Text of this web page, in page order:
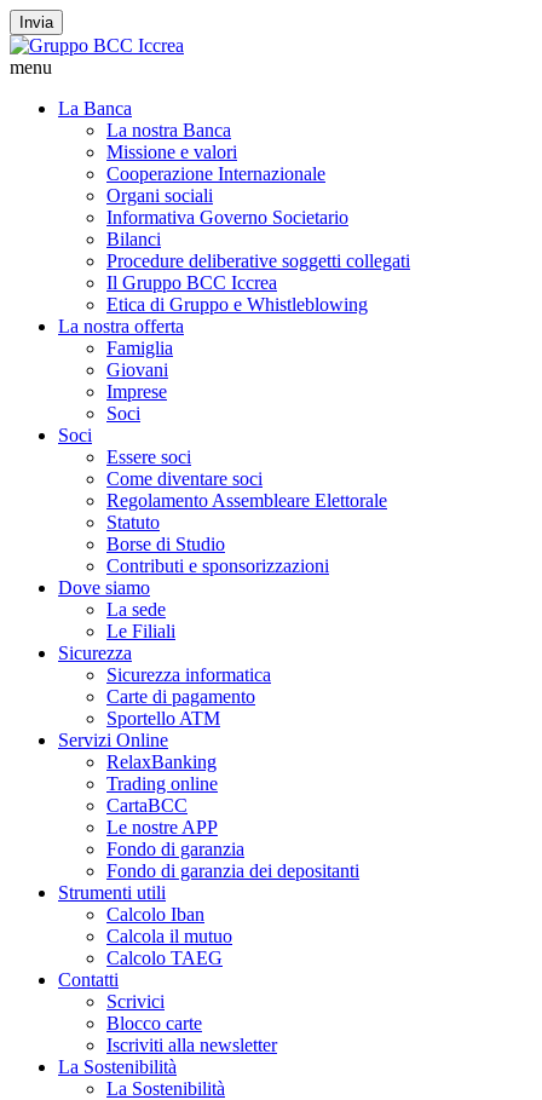
Invia
menu
La Banca
La nostra Banca
Missione e valori
Cooperazione Internazionale
Organi sociali
Informativa Governo Societario
Bilanci
Procedure deliberative soggetti collegati
Il Gruppo BCC Iccrea
Etica di Gruppo e Whistleblowing
La nostra offerta
Famiglia
Giovani
Imprese
Soci
Soci
Essere soci
Come diventare soci
Regolamento Assembleare Elettorale
Statuto
Borse di Studio
Contributi e sponsorizzazioni
Dove siamo
La sede
Le Filiali
Sicurezza
Sicurezza informatica
Carte di pagamento
Sportello ATM
Servizi Online
RelaxBanking
Trading online
CartaBCC
Le nostre APP
Fondo di garanzia
Fondo di garanzia dei depositanti
Strumenti utili
Calcolo Iban
Calcola il mutuo
Calcolo TAEG
Contatti
Scrivici
Blocco carte
Iscriviti alla newsletter
La Sostenibilità
La Sostenibilità